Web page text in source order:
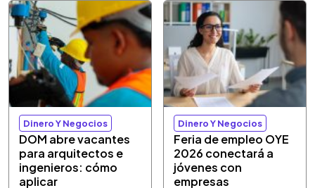
Dinero Y Negocios
DOM abre vacantes
para arquitectos e
ingenieros: cómo
aplicar
Dinero Y Negocios
Feria de empleo OYE
2026 conectará a
jóvenes con
empresas